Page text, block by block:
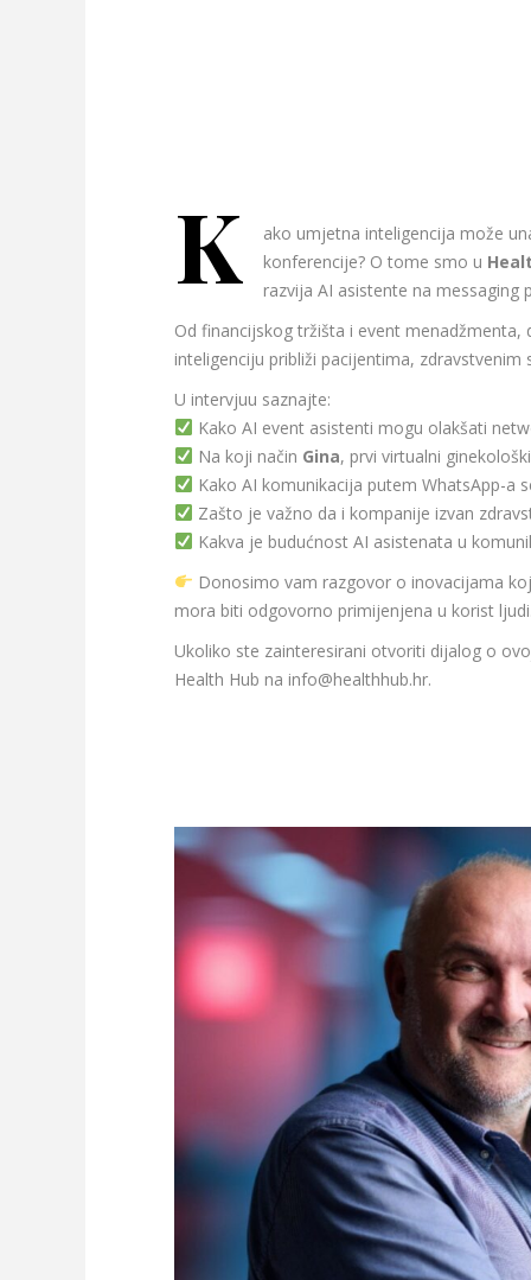
K
ako umjetna inteligencija može
konferencije? O tome smo u
razvija AI asistente na
Od financijskog tržišta i event
inteligenciju približi pacijentima,
U intervjuu saznajte:
Kako AI event asistenti mogu olakšati
Na koji način Gina, prvi virtualni
Kako AI komunikacija putem WhatsApp-a
Zašto je važno da i kompanije izvan
Kakva je budućnost AI asistenata u
Donosimo vam razgovor o inovacijama
mora biti odgovorno primijenjena u korist
Ukoliko ste zainteresirani otvoriti dijalog o
Health Hub na info@healthhub.hr.